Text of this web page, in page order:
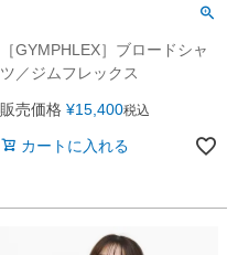
［GYMPHLEX］ブロードシャ
ツ／ジムフレックス
販売価格 ¥15,400税込
カートに入れる